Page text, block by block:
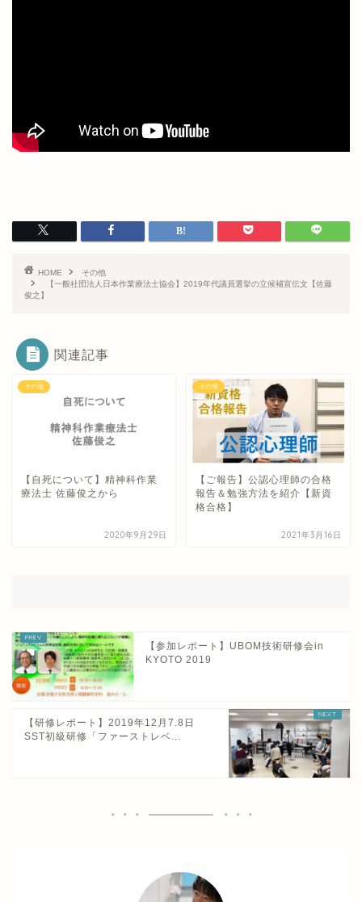
HOME
その他
【一般社団法人日本作業療法士協会】2019年代議員選挙の立候補宣伝文【佐藤
俊之】
関連記事
その他
【自死について】精神科作業
療法士 佐藤俊之から
2020年9月29日
その他
【ご報告】公認心理師の合格
報告＆勉強方法を紹介【新資
格合格】
2021年3月16日
【参加レポート】UBOM技術研修会in
KYOTO 2019
【研修レポート】2019年12月7.8日
SST初級研修「ファーストレベ...